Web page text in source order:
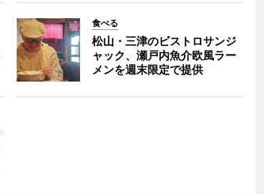
食べる
松山・三津のビストロサンジ
ャック、瀬戸内魚介欧風ラー
メンを週末限定で提供